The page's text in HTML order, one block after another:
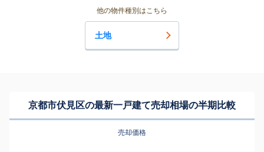
他の物件種別はこちら
土地
京都市伏見区の最新一戸建て売却相場の半期比較
売却価格